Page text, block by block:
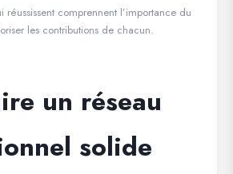
réussissent comprennent l’importance du
les contributions de chacun.
un réseau
solide